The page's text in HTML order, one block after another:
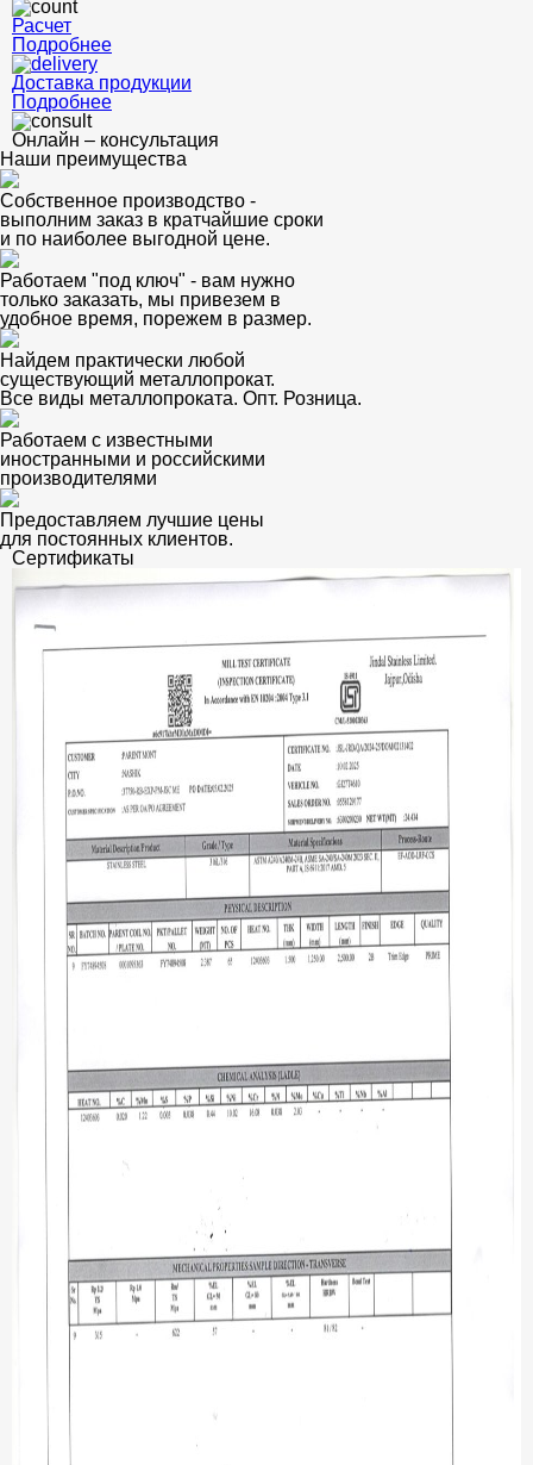
Расчет
Подробнее
Доставка продукции
Подробнее
Онлайн – консультация
Наши преимущества
Собственное производство -
выполним заказ в кратчайшие сроки
и по наиболее выгодной цене.
Работаем "под ключ" - вам нужно
только заказать, мы привезем в
удобное время, порежем в размер.
Найдем практически любой
существующий металлопрокат.
Все виды металлопроката. Опт. Розница.
Работаем с известными
иностранными и российскими
производителями
Предоставляем лучшие цены
для постоянных клиентов.
Сертификаты